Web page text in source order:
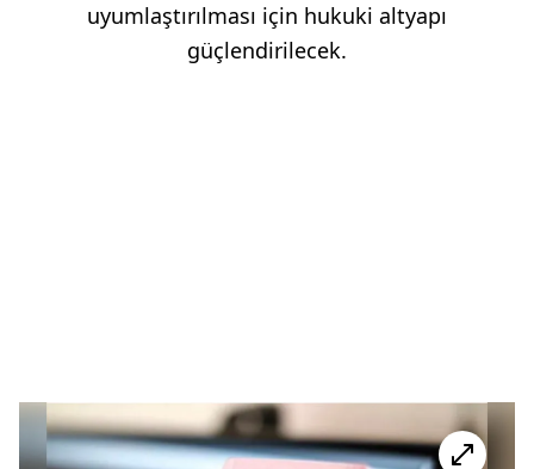
uyumlaştırılması için hukuki altyapı
güçlendirilecek.